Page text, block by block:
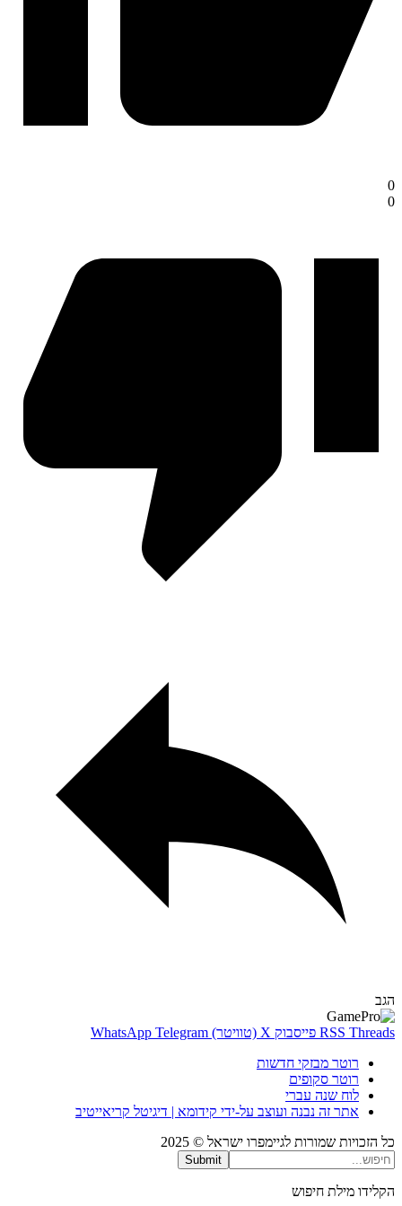
RSS פייסבוק X (טוויטר) WhatsApp Telegram
רוטר מבזקי חדשות
רוטר סקופים
לוח שנה עברי
אתר זה נבנה ועוצב על-ידי קידומא | דיגיטל קריאייטיב
שמורות לגיימפרו ישראל © 2025
Submit
מילת חיפוש